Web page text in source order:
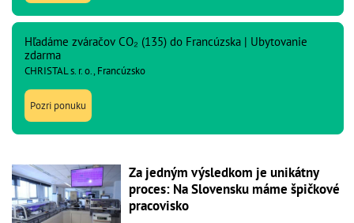
Hľadáme zváračov CO₂ (135) do Francúzska | Ubytovanie
zdarma
CHRISTAL s. r. o., Francúzsko
Pozri ponuku
Za jedným výsledkom je unikátny
proces: Na Slovensku máme špičkové
pracovisko